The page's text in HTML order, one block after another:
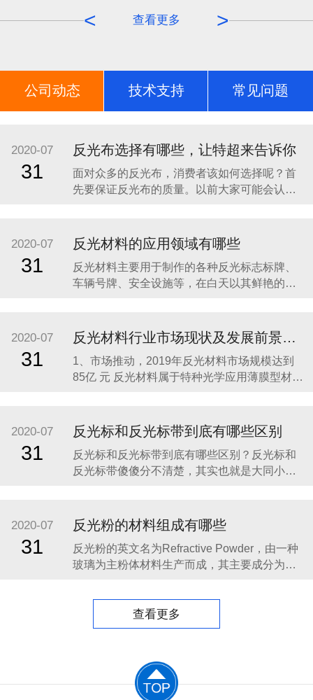
>
查看更多
<
公司动态 技术支持 常见问题
2020-07
31
反光布选择有哪些，让特超来告诉你
面对众多的反光布，消费者该如何选择呢？首
先要保证反光布的质量。以前大家可能会认为
正规厂家生产的，这样就能够保证反光布的质
量以及光学膜在使用过程中的安全性。 其次要
选择反光布的反光时间比较久的。反光布应用
在不同的行业中，
2020-07
31
反光材料的应用领域有哪些
反光材料主要用于制作的各种反光标志标牌、
车辆号牌、安全设施等，在白天以其鲜艳的色
的识别能力，看清目标，引起警觉，从而避免
事故发生，减少人员伤亡，降低经济损失，成
为道路交通不可缺少的安全卫士，有着明显的
的社会效益。使用范
2020-07
31
反光材料行业市场现状及发展前景分析
1、市场推动，2019年反光材料市场规模达到
85亿 元 反光材料属于特种光学应用薄膜型材
两类。 由于我国近些年的经济飞速发展，我国
的公路建设、汽车产业、城镇化建设、广告产
业等一直处在一种高速发展的状态，所以对于
反光材料产
2020-07
31
反光标和反光标带到底有哪些区别
反光标和反光标带到底有哪些区别？反光标和
反光标带傻傻分不清楚，其实也就是大同小
的色彩起到明显的警示作用，在夜间或光线不
足的情况下，其明亮的反光效果可以有效地增
强人的识别能力，看清目标，引起警觉，从而
避免事故发生，减少人员
2020-07
31
反光粉的材料组成有哪些
反光粉的英文名为Refractive Powder，由一种
玻璃为主粉体材料生产而成，其主要成分为
以直接加入涂料或树脂中,使产品具有回归反光
效果，在各种复杂形状的表面上都可以使用。
它是生产反光布，反光贴膜，反光涂料，反光
查看更多